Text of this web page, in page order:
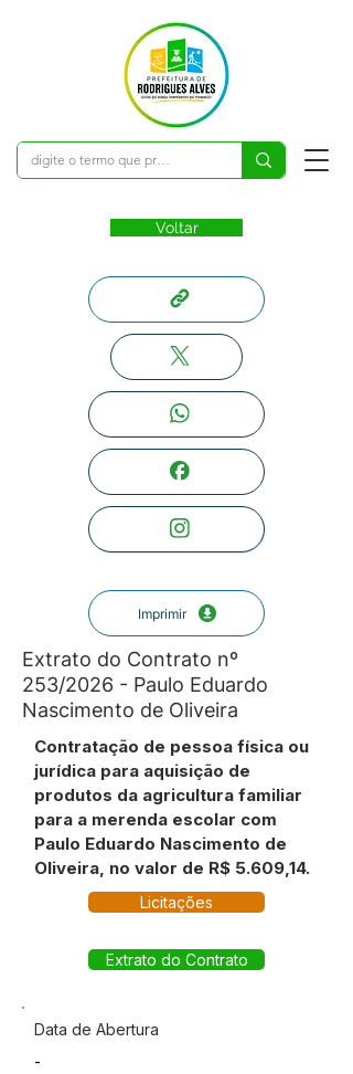
Voltar
Imprimir
Extrato do Contrato nº
253/2026 - Paulo Eduardo
Nascimento de Oliveira
Contratação de pessoa física ou
jurídica para aquisição de
produtos da agricultura familiar
para a merenda escolar com
Paulo Eduardo Nascimento de
Oliveira, no valor de R$ 5.609,14.
Licitações
Extrato do Contrato
Data de Abertura
-